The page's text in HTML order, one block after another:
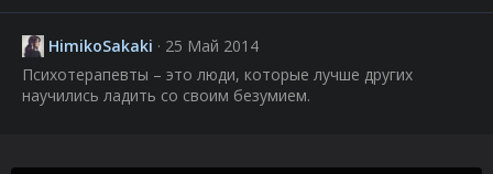
HimikoSakaki
25 Май 2014
Психотерапевты – это люди, которые лучше других
научились ладить со своим безумием.